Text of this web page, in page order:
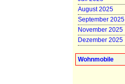
August 2025
September 2025
November 2025
Dezember 2025
Wohnmobile